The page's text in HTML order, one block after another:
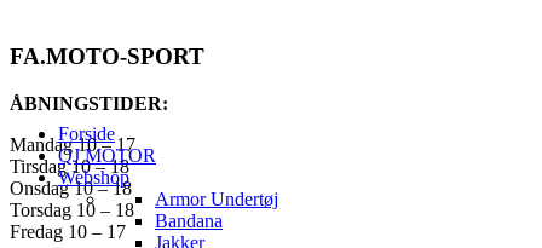
Forside
QJ MOTOR
Webshop
Armor Undertøj
Bandana
Jakker
FA.MOTO-SPORT
ÅBNINGSTIDER:
Mandag 10 – 17
Tirsdag 10 – 18
Onsdag 10 – 18
Torsdag 10 – 18
Fredag 10 – 17